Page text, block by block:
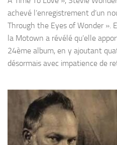
achevé l’enregistrement d’un
Through the Eyes of Wonder ».
la Motown a révélé qu’elle
24ème album, en y ajoutant
désormais avec impatience de